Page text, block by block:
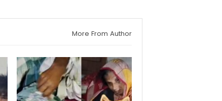
More From Author